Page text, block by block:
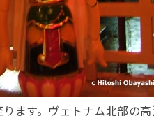
ます。ヴェトナム北部の